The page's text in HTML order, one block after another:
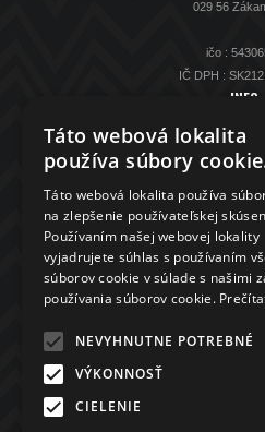
029 56
ičo :
IČ DPH :
INFO
O nás
Kontakt
KAMENNÁ
Spätný
Obchodné
GDPR - ochrana
+421 907
Táto webová lokalita
používa súbory
Táto webová lokalita používa
na zlepšenie používateľskej
Používaním našej webovej lokality
vyjadrujete súhlas s používaním
súborov cookie v súlade s našimi
používania súborov cookie.
NEVYHNUTNE POTREBNÉ
VÝKONNOSŤ
CIELENIE